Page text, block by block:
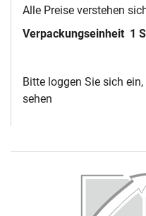
Alle Preise verstehen
Verpackungseinheit 1
Bitte loggen Sie sich
sehen